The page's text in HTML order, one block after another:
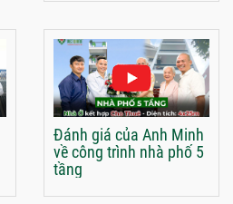
Đánh giá của Anh Minh
về công trình nhà phố 5
tầng